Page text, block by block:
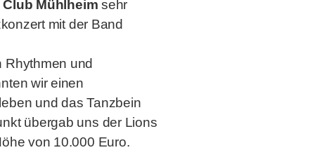
Mühlheim sehr
mit der Band
Rhythmen und
wir einen
und das Tanzbein
übergab uns der Lions
von 10.000 Euro.